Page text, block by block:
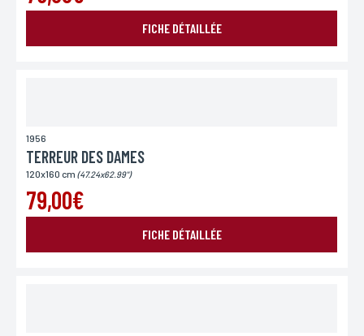
FICHE DÉTAILLÉE
1956
TERREUR DES DAMES
120x160 cm (47.24x62.99")
79,00€
FICHE DÉTAILLÉE